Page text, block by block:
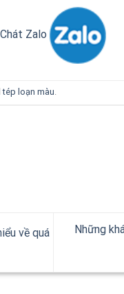
Chát Zalo
tép loạn màu.
về quá
Những